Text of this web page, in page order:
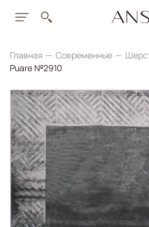
Главная Современные
Puare №2910